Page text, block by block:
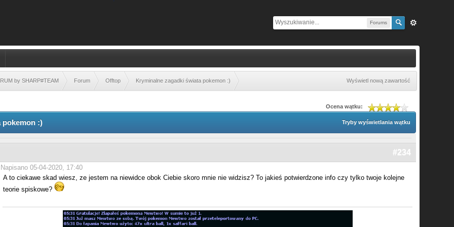
Forums
by SHARP#TEAM Forum Offtop Kryminalne zagadki świata pokemon :) Wyświetl nową zawartość
Ocena wątku:
Tryby wyświetlania wątku
pokemon :)
#234
Napisano 05-04-2020, 17:40
A to ciekawe skad wiesz, ze jestem na niewidce obok Ciebie skoro mnie nie widzisz? To jakieś potwierdzone info czy tylko twoje kolejne
teorie spiskowe?